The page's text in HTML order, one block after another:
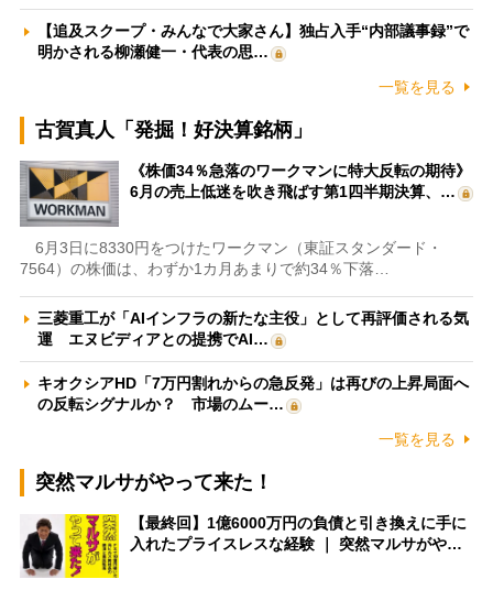
【追及スクープ・みんなで大家さん】独占入手“内部議事録”で
明かされる柳瀬健一・代表の思…
一覧を見る
古賀真人「発掘！好決算銘柄」
《株価34％急落のワークマンに特大反転の期待》
6月の売上低迷を吹き飛ばす第1四半期決算、…
6月3日に8330円をつけたワークマン（東証スタンダード・
7564）の株価は、わずか1カ月あまりで約34％下落…
三菱重工が「AIインフラの新たな主役」として再評価される気
運 エヌビディアとの提携でAI…
キオクシアHD「7万円割れからの急反発」は再びの上昇局面へ
の反転シグナルか？ 市場のムー…
一覧を見る
突然マルサがやって来た！
【最終回】1億6000万円の負債と引き換えに手に
入れたプライスレスな経験 ｜ 突然マルサがや…